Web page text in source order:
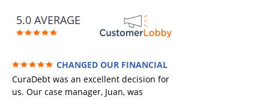
5.0 AVERAGE
CHANGED OUR FINANCIAL
FUTURE (credit 200 Points / 90 K in debt
GONE)
CuraDebt was an excellent decision for
us. Our case manager, Juan, was